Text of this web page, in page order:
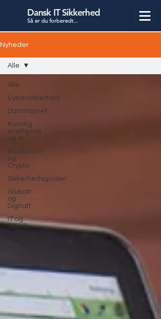
Dansk IT Sikkerhed
Så er du forberedt...
Nyheder
Alle
Cybersikkerhed
Datatilsynet
Kunstig
Intelligens
og AI
Blockchain
og
Crypto
Sikkerhedsguiden
Globalt
og
Digitalt
IT og
Teknik
Alle